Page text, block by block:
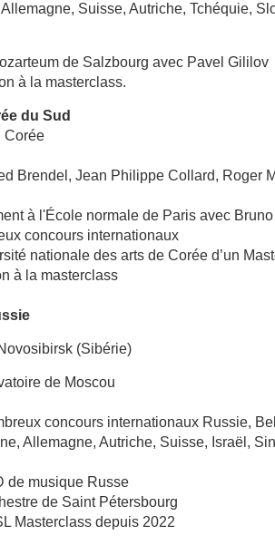
Suisse, Autriche, Tchéquie,
de Salzbourg avec Pavel Gililov
à la masterclass.
du Sud
Corée
Brendel, Jean Philippe Collard, Roger
à l'École normale de Paris avec
concours internationaux
nationale des arts de Corée d’un
à la masterclass
(Sibérie)
de Moscou
concours internationaux Russie,
Allemagne, Autriche, Suisse, Israël,
de musique Russe
de Saint Pétersbourg
Masterclass depuis 2022